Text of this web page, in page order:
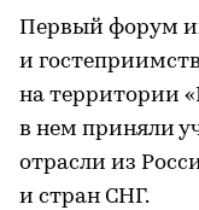
Первый форум
и
на территории
в нем приняли
отрасли из
и стран СНГ.